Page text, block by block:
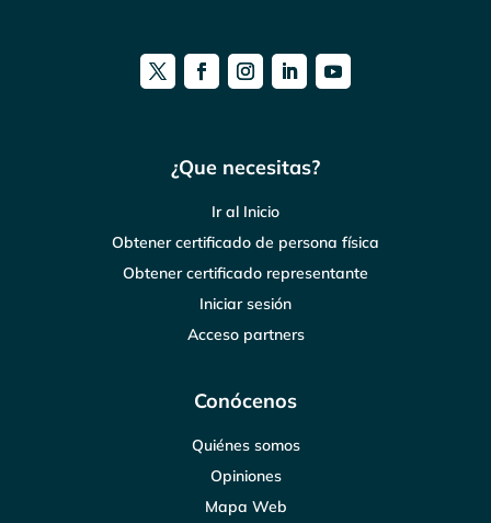
¿Que necesitas?
Ir al Inicio
Obtener certificado de persona física
Obtener certificado representante
Iniciar sesión
Acceso partners
Conócenos
Quiénes somos
Opiniones
Mapa Web